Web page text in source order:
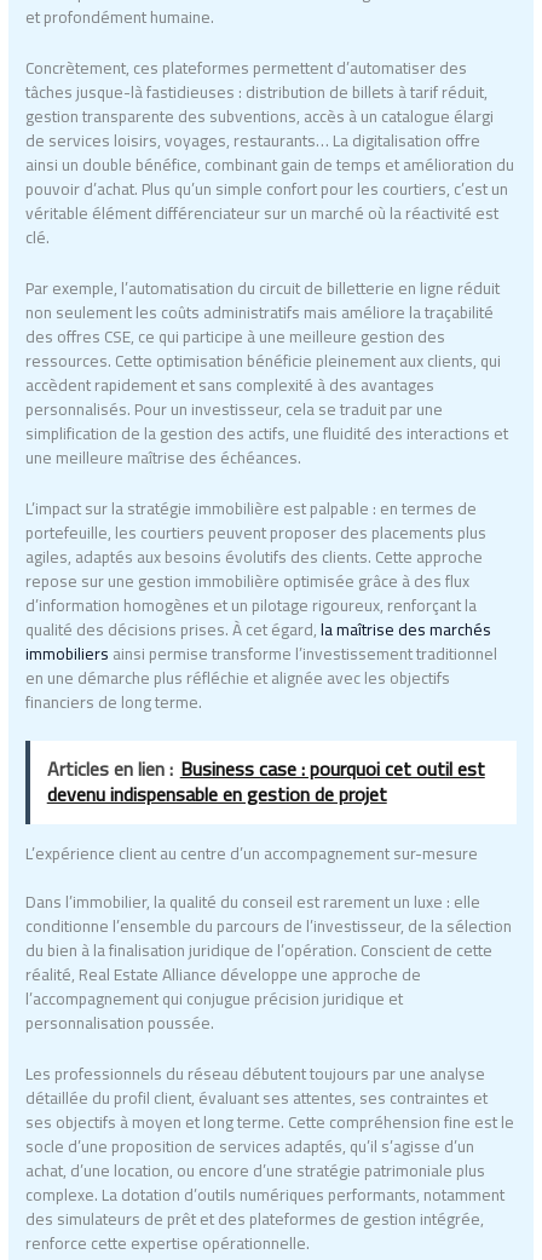
et profondément humaine.
Concrètement, ces plateformes permettent d’automatiser des
tâches jusque-là fastidieuses : distribution de billets à tarif réduit,
gestion transparente des subventions, accès à un catalogue élargi
de services loisirs, voyages, restaurants… La digitalisation offre
ainsi un double bénéfice, combinant gain de temps et amélioration du
pouvoir d’achat. Plus qu’un simple confort pour les courtiers, c’est un
véritable élément différenciateur sur un marché où la réactivité est
clé.
Par exemple, l’automatisation du circuit de billetterie en ligne réduit
non seulement les coûts administratifs mais améliore la traçabilité
des offres CSE, ce qui participe à une meilleure gestion des
ressources. Cette optimisation bénéficie pleinement aux clients, qui
accèdent rapidement et sans complexité à des avantages
personnalisés. Pour un investisseur, cela se traduit par une
simplification de la gestion des actifs, une fluidité des interactions et
une meilleure maîtrise des échéances.
L’impact sur la stratégie immobilière est palpable : en termes de
portefeuille, les courtiers peuvent proposer des placements plus
agiles, adaptés aux besoins évolutifs des clients. Cette approche
repose sur une gestion immobilière optimisée grâce à des flux
d’information homogènes et un pilotage rigoureux, renforçant la
qualité des décisions prises. À cet égard,la maîtrise des marchés
immobiliersainsi permise transforme l’investissement traditionnel
en une démarche plus réfléchie et alignée avec les objectifs
financiers de long terme.
Articles en lien : Business case : pourquoi cet outil est
devenu indispensable en gestion de projet
L’expérience client au centre d’un accompagnement sur-mesure
Dans l’immobilier, la qualité du conseil est rarement un luxe : elle
conditionne l’ensemble du parcours de l’investisseur, de la sélection
du bien à la finalisation juridique de l’opération. Conscient de cette
réalité, Real Estate Alliance développe une approche de
l’accompagnement qui conjugue précision juridique et
personnalisation poussée.
Les professionnels du réseau débutent toujours par une analyse
détaillée du profil client, évaluant ses attentes, ses contraintes et
ses objectifs à moyen et long terme. Cette compréhension fine est le
socle d’une proposition de services adaptés, qu’il s’agisse d’un
achat, d’une location, ou encore d’une stratégie patrimoniale plus
complexe. La dotation d’outils numériques performants, notamment
des simulateurs de prêt et des plateformes de gestion intégrée,
renforce cette expertise opérationnelle.